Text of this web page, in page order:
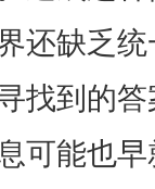
还缺乏
找到的
可能也